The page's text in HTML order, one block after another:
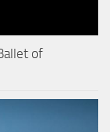
of